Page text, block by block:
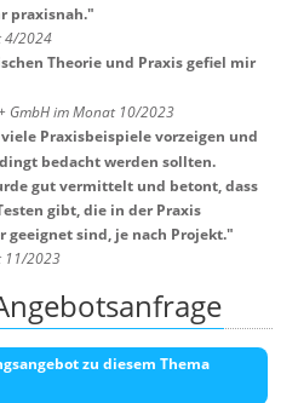
praxisnah."
4/2024
Theorie und Praxis gefiel mir
GmbH im Monat 10/2023
Praxisbeispiele vorzeigen und
bedacht werden sollten.
gut vermittelt und betont, dass
gibt, die in der Praxis
geeignet sind, je nach Projekt."
11/2023
zu diesem Thema